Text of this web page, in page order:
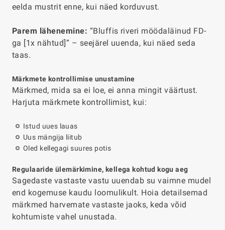
eelda mustrit enne, kui näed korduvust.
Parem lähenemine: “Bluffis riveri möödaläinud FD-
ga [1x nähtud]” – seejärel uuenda, kui näed seda
taas.
Märkmete kontrollimise unustamine
Märkmed, mida sa ei loe, ei anna mingit väärtust.
Harjuta märkmete kontrollimist, kui:
Istud uues lauas
Uus mängija liitub
Oled kellegagi suures potis
Regulaaride ülemärkimine, kellega kohtud kogu aeg
Sagedaste vastaste vastu uuendab su vaimne mudel
end kogemuse kaudu loomulikult. Hoia detailsemad
märkmed harvemate vastaste jaoks, keda võid
kohtumiste vahel unustada.